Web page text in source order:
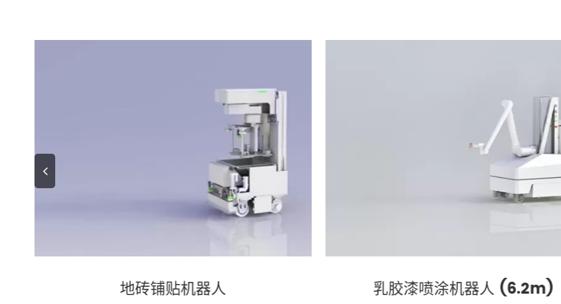
地砖铺贴机器人 乳胶漆喷涂机器人 (6.2m)